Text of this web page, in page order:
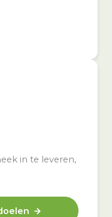
in te leveren,